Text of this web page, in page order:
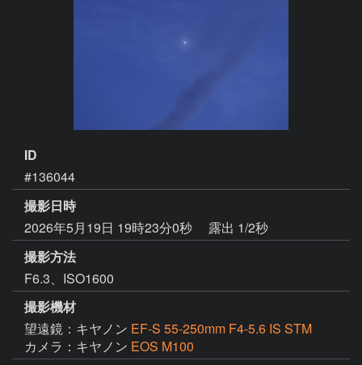
ID
#136044
撮影日時
2026年5月19日 19時23分0秒
露出 1/2秒
撮影方法
F6.3、ISO1600
撮影機材
望遠鏡：キヤノン EF-S 55-250mm F4-5.6 IS STM
カメラ：キヤノン EOS M100